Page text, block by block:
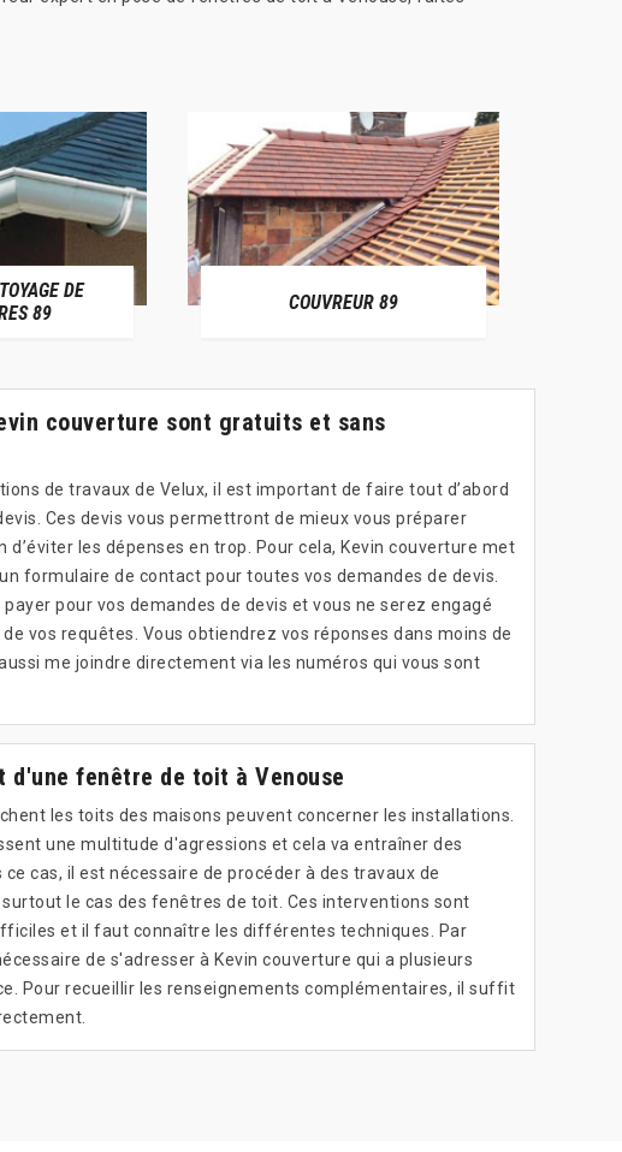
DE
89
COUVREUR 89
couverture sont gratuits et sans
de travaux de Velux, il est important de faire tout d’abord
Ces devis vous permettront de mieux vous préparer
les dépenses en trop. Pour cela, Kevin couverture met
formulaire de contact pour toutes vos demandes de devis.
payer pour vos demandes de devis et vous ne serez engagé
vos requêtes. Vous obtiendrez vos réponses dans moins de
me joindre directement via les numéros qui vous sont
d'une fenêtre de toit à Venouse
les toits des maisons peuvent concerner les installations.
une multitude d'agressions et cela va entraîner des
cas, il est nécessaire de procéder à des travaux de
le cas des fenêtres de toit. Ces interventions sont
et il faut connaître les différentes techniques. Par
de s'adresser à Kevin couverture qui a plusieurs
Pour recueillir les renseignements complémentaires, il suffit